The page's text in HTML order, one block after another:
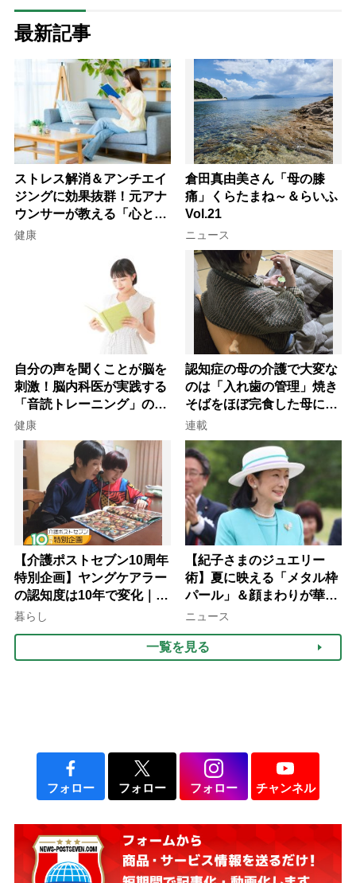
最新記事
ストレス解消＆アンチエイ
ジングに効果抜群！元アナ
ウンサーが教える「心と体
を元気にする音読の習慣」
健康
倉田真由美さん「母の膝
痛」くらたまね～＆らいふ
Vol.21
ニュース
自分の声を聞くことが脳を
刺激！脳内科医が実践する
「音読トレーニング」の極
意
健康
認知症の母の介護で大変な
のは「入れ歯の管理」焼き
そばをほぼ完食した母に息
子が血の気が引いた理由
連載
【介護ポストセブン10周年
特別企画】ヤングケアラー
の認知度は10年で変化｜流
行語大賞にノミネート、法
暮らし
【紀子さまのジュエリー
術】夏に映える「メタル枠
パール」＆顔まわりが華や
ぐ「揺れる一粒」の使い分
ニュース
一覧を見る
フォロー フォロー フォロー チャンネル